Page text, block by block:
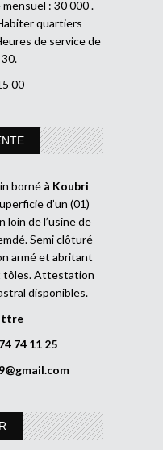
: 30 000 .
quartiers
de service de
00
borné à Koubri
d’un (01)
loin de l’usine de
Semi clôturé
armé et abritant
tôles. Attestation
disponibles.
74 11 25